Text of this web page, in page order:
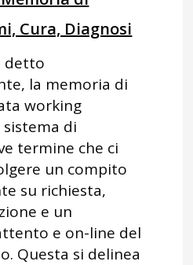
Cura, Diagnosi
detto
la memoria di
working
di
termine che ci
un compito
su richiesta,
e un
e on-line del
Questa si delinea